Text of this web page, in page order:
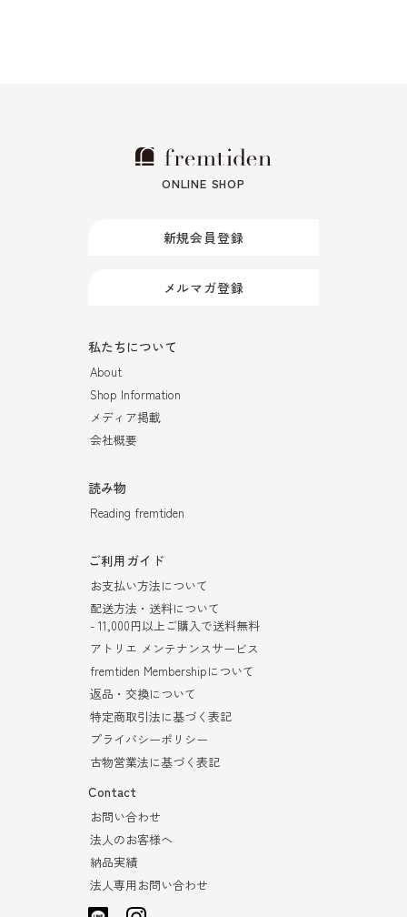
ONLINE SHOP
新規会員登録
メルマガ登録
私たちについて
About
Shop Information
メディア掲載
会社概要
読み物
Reading fremtiden
ご利用ガイド
お支払い方法について
配送方法・送料について
- 11,000円以上ご購入で送料無料
アトリエ メンテナンスサービス
fremtiden Membershipについて
返品・交換について
特定商取引法に基づく表記
プライバシーポリシー
古物営業法に基づく表記
Contact
お問い合わせ
法人のお客様へ
納品実績
法人専用お問い合わせ